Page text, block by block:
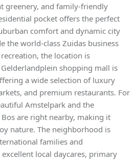
greenery, and family-friendly
pocket offers the perfect
comfort and dynamic city
the world-class Zuidas business
the location is
shopping mall is
a wide selection of luxury
and premium restaurants. For
Amstelpark and the
are right nearby, making it
nature. The neighborhood is
families and
local daycares, primary